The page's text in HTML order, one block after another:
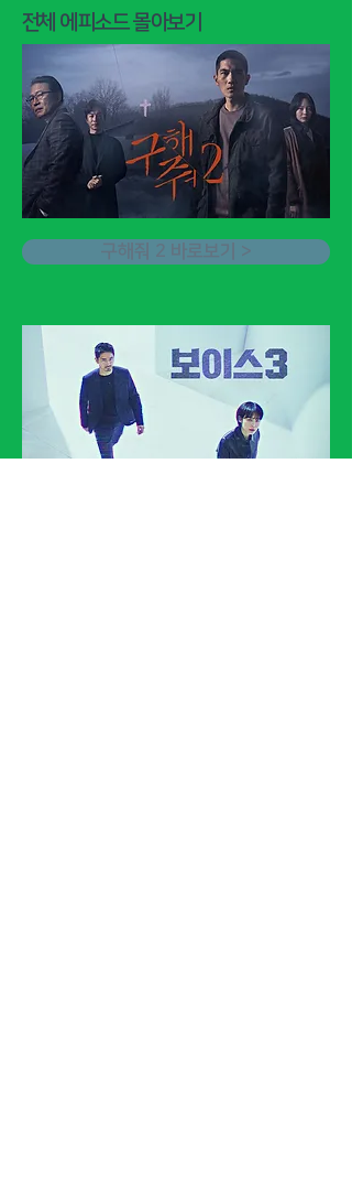
전체 에피소드 몰아보기